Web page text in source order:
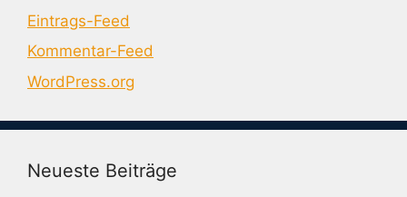
Eintrags-Feed
Kommentar-Feed
WordPress.org
Neueste Beiträge